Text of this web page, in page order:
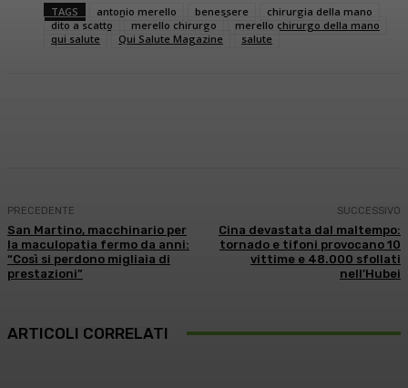
TAGS antonio merello benessere
chirurgia della mano
dito a scatto
merello chirurgo
merello chirurgo della mano
qui salute
Qui Salute Magazine salute
PRECEDENTE
San Martino, macchinario per
la maculopatia fermo da anni:
“Così si perdono migliaia di
prestazioni”
SUCCESSIVO
Cina devastata dal maltempo:
tornado e tifoni provocano 10
vittime e 48.000 sfollati
nell’Hubei
ARTICOLI CORRELATI